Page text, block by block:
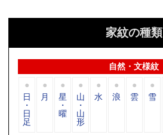
家紋の種類
自然・文様紋
日
・
日
足
月 星
・
曜
山
・
山
形
水 浪 雲 雪